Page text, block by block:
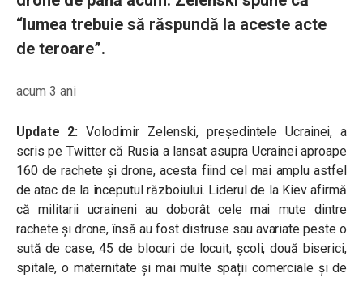
“lumea trebuie să răspundă la aceste acte
de teroare”.
acum 3 ani
Update 2: Volodimir Zelenski, președintele Ucrainei, a
scris pe Twitter că Rusia a lansat asupra Ucrainei aproape
160 de rachete și drone, acesta fiind cel mai amplu astfel
de atac de la începutul războiului. Liderul de la Kiev afirmă
că militarii ucraineni au doborât cele mai mute dintre
rachete și drone, însă au fost distruse sau avariate peste o
sută de case, 45 de blocuri de locuit, școli, două biserici,
spitale, o maternitate și mai multe spații comerciale și de